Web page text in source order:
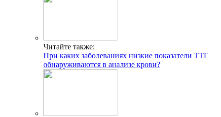
Читайте также:
При каких заболеваниях низкие показатели ТТГ
обнаруживаются в анализе крови?